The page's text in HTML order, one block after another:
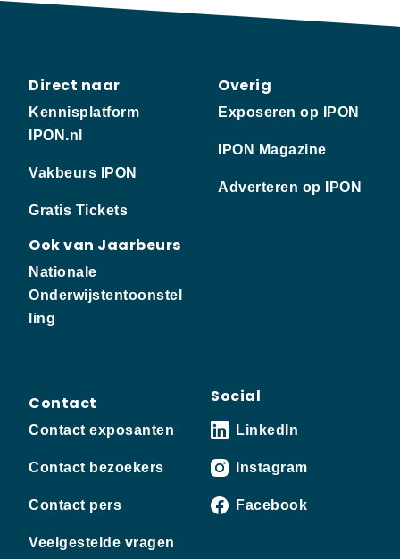
Direct naar
Kennisplatform
IPON.nl
Vakbeurs IPON
Gratis Tickets
Ook van Jaarbeurs
Nationale
Onderwijstentoonstel
ling
Overig
Exposeren op IPON
IPON Magazine
Adverteren op IPON
Contact
Contact exposanten
Contact bezoekers
Contact pers
Veelgestelde vragen
Social
LinkedIn
Instagram
Facebook